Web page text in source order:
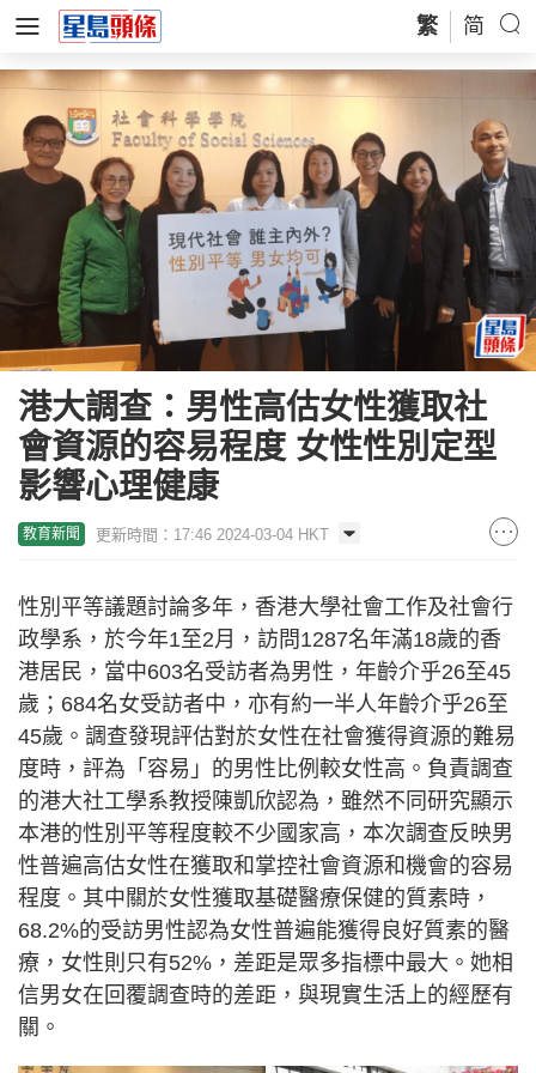
繁 简
港大調查：男性高估女性獲取社
會資源的容易程度 女性性別定型
影響心理健康
教育新聞 更新時間：17:46 2024-03-04 HKT
性別平等議題討論多年，香港大學社會工作及社會行
政學系，於今年1至2月，訪問1287名年滿18歲的香
港居民，當中603名受訪者為男性，年齡介乎26至45
歲；684名女受訪者中，亦有約一半人年齡介乎26至
45歲。調查發現評估對於女性在社會獲得資源的難易
度時，評為「容易」的男性比例較女性高。負責調查
的港大社工學系教授陳凱欣認為，雖然不同研究顯示
本港的性別平等程度較不少國家高，本次調查反映男
性普遍高估女性在獲取和掌控社會資源和機會的容易
程度。其中關於女性獲取基礎醫療保健的質素時，
68.2%的受訪男性認為女性普遍能獲得良好質素的醫
療，女性則只有52%，差距是眾多指標中最大。她相
信男女在回覆調查時的差距，與現實生活上的經歷有
關。